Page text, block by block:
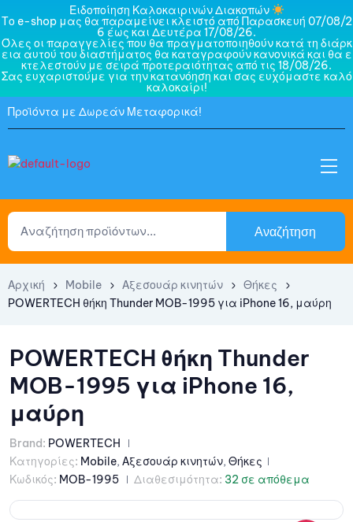
Ειδοποίηση Καλοκαιρινών Διακοπών
Το e-shop μας θα παραμείνει κλειστό από Παρασκευή 07/08/2
6 έως και Δευτέρα 17/08/26.
Όλες οι παραγγελίες που θα πραγματοποιηθούν κατά τη διάρκ
εια αυτού του διαστήματος θα καταγραφούν κανονικά και θα ε
κτελεστούν με σειρά προτεραιότητας από τις 18/08/26.
Σας ευχαριστούμε για την κατανόηση και σας ευχόμαστε καλό
καλοκαίρι!
Προϊόντα με Δωρεάν Μεταφορικά!
Αναζήτηση
Αρχική Mobile Αξεσουάρ κινητών
Θήκες
POWERTECH θήκη Thunder MOB-1995 για iPhone 16, μαύρη
POWERTECH θήκη Thunder
MOB-1995 για iPhone 16,
μαύρη
Brand: POWERTECH
Κατηγορίες: Mobile, Αξεσουάρ κινητών, Θήκες
Κωδικός: MOB-1995 Διαθεσιμότητα: 32 σε απόθεμα